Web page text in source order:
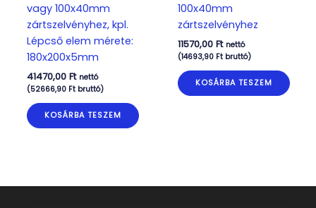
vagy 100x40mm
zártszelvényhez, kpl.
Lépcső elem mérete:
180x200x5mm
41470,00 Ft nettó
(52666,90 Ftbruttó)
KOSÁRBA TESZEM
100x40mm
zártszelvényhez
11570,00 Ft nettó
(14693,90 Ftbruttó)
KOSÁRBA TESZEM